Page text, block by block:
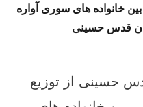
خانواده های سوری آواره
قدس حسینی
حسینی از توزیع